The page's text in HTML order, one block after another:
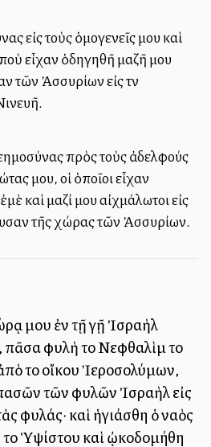
εἰς τοὺς ὁμογενεῖς μου καὶ
εἶχαν ὁδηγηθῆ μαζῆ μου
τῶν Ἀσσυρίων εἰς τὴν
πρὸς τοὺς ἀδελφούς
μου, οἱ ὁποῖοι εἶχαν
καὶ μαζί μου αἰχμάλωτοι εἰς
τῆς χώρας τῶν Ἀσσυρίων.
μου ἐν τῇ γῇ Ἰσραὴλ
φυλὴ τοῦ Νεφθαλὶμ τοῦ
τοῦ οἴκου Ἱεροσολύμων,
τῶν φυλῶν Ἰσραὴλ εἰς
φυλάς· καὶ ἡγιάσθη ὁ ναὸς
Ὑψίστου καὶ ᾠκοδομήθη